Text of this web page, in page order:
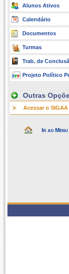
Alunos Ativos
Calendário
Documentos
Turmas
Trab. de
Projeto Político
Outras
Acessar o SIGAA
Ir ao Menu